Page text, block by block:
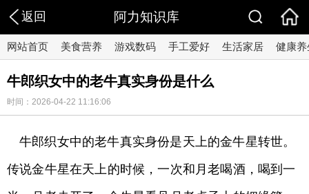
返回 阿力知识库
网站首页 美食营养 游戏数码 手工爱好 生活家居 健康养
牛郎织女中的老牛真实身份是什么
时间：2026-04-22 11:16:06
牛郎织女中的老牛真实身份是天上的金牛星转世。
传说金牛星在天上的时候，一次和月老喝酒，喝到一